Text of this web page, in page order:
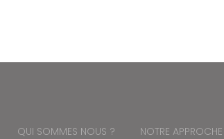
QUI SOMMES NOUS ? NOTRE APPROCHE